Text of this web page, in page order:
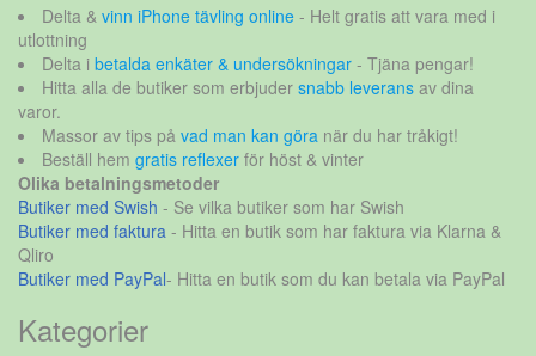
Delta & vinn iPhone tävling online - Helt gratis att vara med i
utlottning
Delta i betalda enkäter & undersökningar - Tjäna pengar!
Hitta alla de butiker som erbjuder snabb leverans av dina
varor.
Massor av tips på vad man kan göra när du har tråkigt!
Beställ hem gratis reflexer för höst & vinter
Olika betalningsmetoder
Butiker med Swish - Se vilka butiker som har Swish
Butiker med faktura - Hitta en butik som har faktura via Klarna &
Qliro
Butiker med PayPal- Hitta en butik som du kan betala via PayPal
Kategorier